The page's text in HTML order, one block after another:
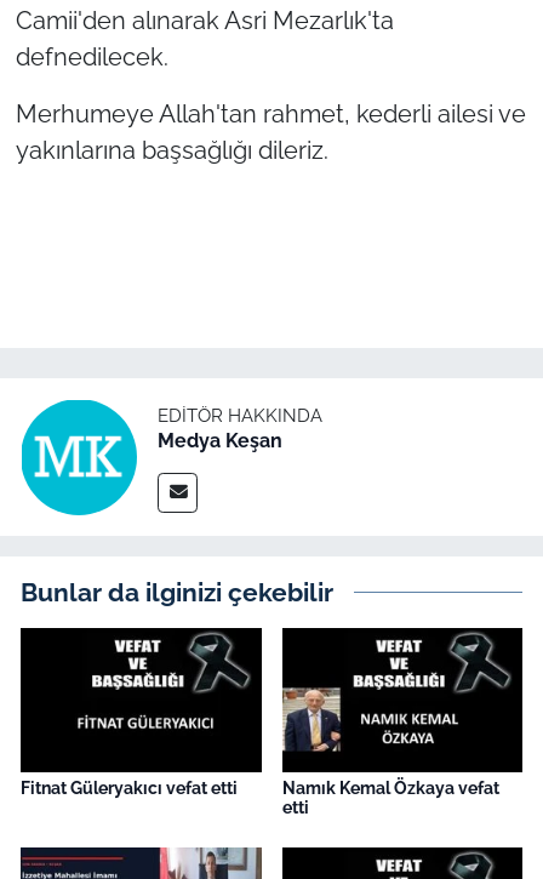
Camii'den alınarak Asri Mezarlık'ta
defnedilecek.
Merhumeye Allah'tan rahmet, kederli ailesi ve
yakınlarına başsağlığı dileriz.
EDITÖR HAKKINDA
Medya Keşan
Bunlar da ilginizi çekebilir
Fitnat Güleryakıcı vefat etti
Namık Kemal Özkaya vefat
etti
Bölge
Güvenlik
Magazin
İş Dünyası
English News
Canlı Maç
Finans
Genel-A
Gündem-Eğitim